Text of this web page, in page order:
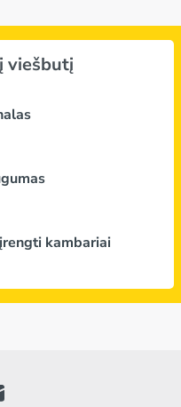
viešbutį
kambariai